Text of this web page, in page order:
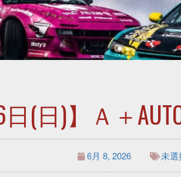
(日)】Ａ＋
6月 8, 2026 未選